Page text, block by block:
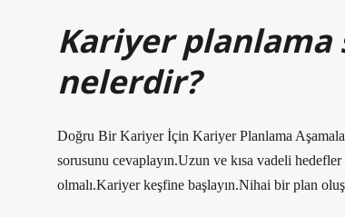
Kariyer planlama
nelerdir?
Doğru Bir Kariyer İçin Kariyer Planlama
sorusunu cevaplayın.Uzun ve kısa vadeli
olmalı.Kariyer keşfine başlayın.Nihai bir plan